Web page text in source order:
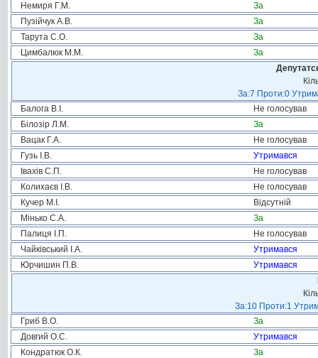
Немиря Г.М.
За
Пузійчук А.В.
За
Тарута С.О.
За
Цимбалюк М.М.
За
За:7 Проти:0
Балога В.І.
Не голосував
Білозір Л.М.
За
Вацак Г.А.
Не голосував
Гузь І.В.
Утримався
Івахів С.П.
Не голосував
Колихаєв І.В.
Не голосував
Кучер М.І.
Відсутній
Мінько С.А.
За
Палиця І.П.
Не голосував
Чайківський І.А.
Утримався
Юрчишин П.В.
Утримався
За:10 Проти:1
Гриб В.О.
За
Довгий О.С.
Утримався
Кондратюк О.К.
За